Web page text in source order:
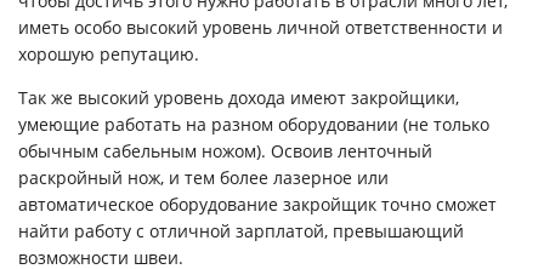
иметь особо высокий уровень личной ответственности и
хорошую репутацию.
Так же высокий уровень дохода имеют закройщики,
умеющие работать на разном оборудовании (не только
обычным сабельным ножом). Освоив ленточный
раскройный нож, и тем более лазерное или
автоматическое оборудование закройщик точно сможет
найти работу с отличной зарплатой, превышающий
возможности швеи.